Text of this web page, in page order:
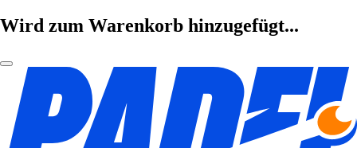
Wird zum Warenkorb hinzugefügt...